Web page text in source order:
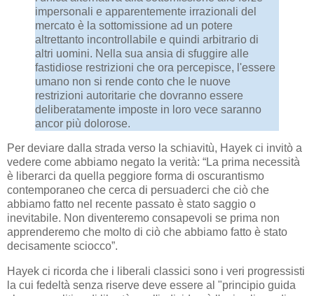
impersonali e apparentemente irrazionali del
mercato è la sottomissione ad un potere
altrettanto incontrollabile e quindi arbitrario di
altri uomini. Nella sua ansia di sfuggire alle
fastidiose restrizioni che ora percepisce, l'essere
umano non si rende conto che le nuove
restrizioni autoritarie che dovranno essere
deliberatamente imposte in loro vece saranno
ancor più dolorose.
Per deviare dalla strada verso la schiavitù, Hayek ci invitò a
vedere come abbiamo negato la verità: “La prima necessità
è liberarci da quella peggiore forma di oscurantismo
contemporaneo che cerca di persuaderci che ciò che
abbiamo fatto nel recente passato è stato saggio o
inevitabile. Non diventeremo consapevoli se prima non
apprenderemo che molto di ciò che abbiamo fatto è stato
decisamente sciocco”.
Hayek ci ricorda che i liberali classici sono i veri progressisti
la cui fedeltà senza riserve deve essere al "principio guida